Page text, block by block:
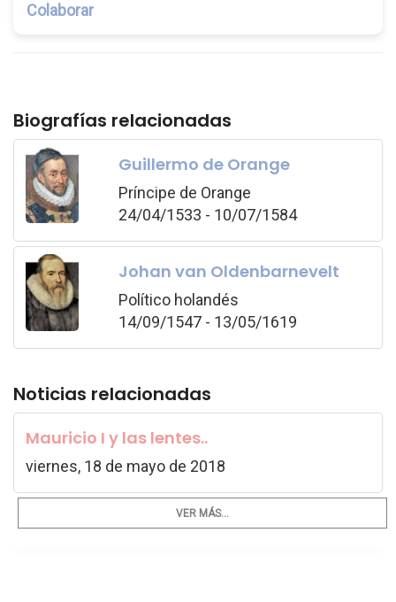
Colaborar
Biografías relacionadas
Guillermo de Orange
Príncipe de Orange
24/04/1533 - 10/07/1584
Johan van Oldenbarnevelt
Político holandés
14/09/1547 - 13/05/1619
Noticias relacionadas
Mauricio I y las lentes..
viernes, 18 de mayo de 2018
VER MÁS...